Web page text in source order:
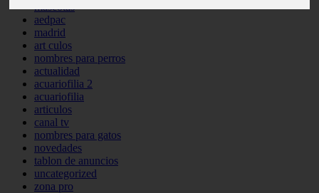
mascotas
aedpac
madrid
art culos
nombres para perros
actualidad
acuariofilia 2
acuariofilia
articulos
canal tv
nombres para gatos
novedades
tablon de anuncios
uncategorized
zona pro